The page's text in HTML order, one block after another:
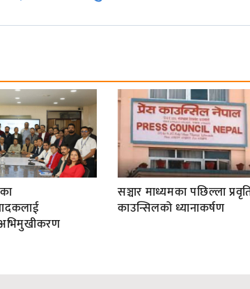
सञ्चार माध्यमका पछिल्ला
काउन्सिलको ध्यानाकर्षण